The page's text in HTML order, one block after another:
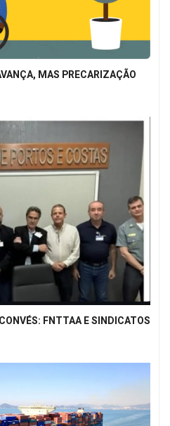
MAS PRECARIZAÇÃO
FNTTAA E SINDICATOS